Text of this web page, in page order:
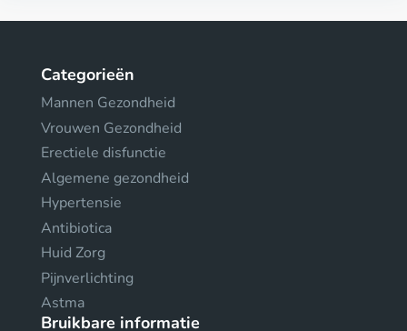
Categorieën
Mannen Gezondheid
Vrouwen Gezondheid
Erectiele disfunctie
Algemene gezondheid
Hypertensie
Antibiotica
Huid Zorg
Pijnverlichting
Astma
Bruikbare informatie